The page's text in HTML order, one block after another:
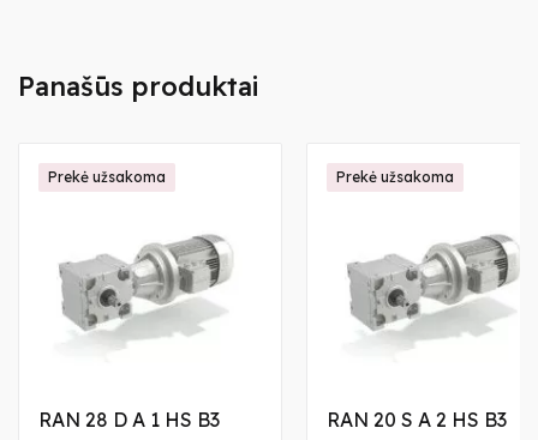
Panašūs produktai
RAN 28 D A 1 HS B3
Prekė užsakoma
RAN 20 S A 2 HS B3
Prekė užsakoma